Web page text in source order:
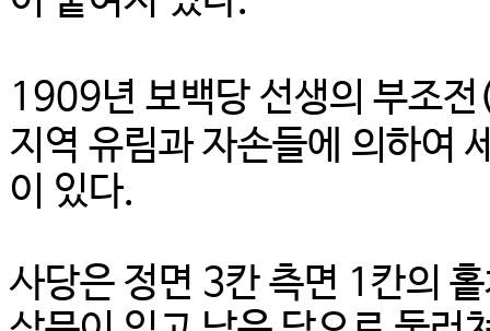
1909년 보백당 선생의 부조
지역 유림과 자손들에 의하여
이 있다.
사당은 정면 3칸 측면 1칸의